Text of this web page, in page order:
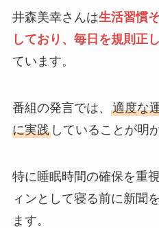
井森美幸さんは生活習慣
しており、毎日を規則正
ています。
番組の発言では、 適度な
に実践していることが明
特に睡眠時間の確保を重
ィンとして寝る前に新聞
ます。